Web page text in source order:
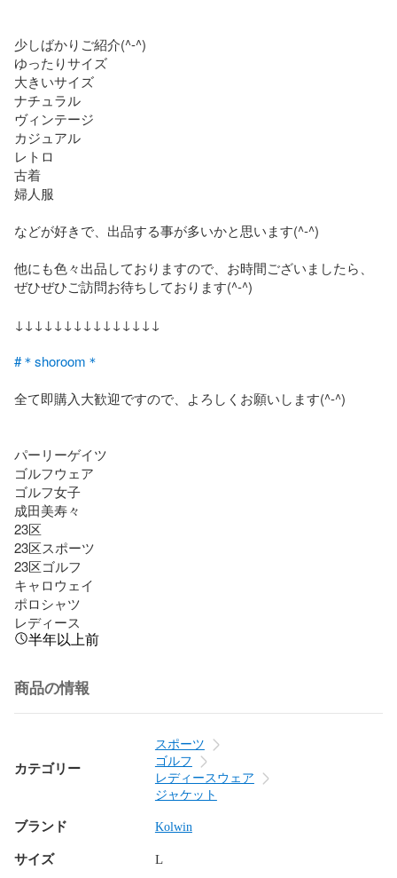
少しばかりご紹介(^-^)
ゆったりサイズ
大きいサイズ
ナチュラル
ヴィンテージ
カジュアル
レトロ
古着
婦人服
などが好きで、出品する事が多いかと思います(^-^)
他にも色々出品しておりますので、お時間ございましたら、
ぜひぜひご訪問お待ちしております(^-^)
↓↓↓↓↓↓↓↓↓↓↓↓↓↓↓
#＊shoroom＊
全て即購入大歓迎ですので、よろしくお願いします(^-^)
パーリーゲイツ
ゴルフウェア
ゴルフ女子
成田美寿々
23区
23区スポーツ
23区ゴルフ
キャロウェイ
ポロシャツ
レディース
半年以上前
商品の情報
カテゴリー
スポーツ
ゴルフ
レディースウェア
ジャケット
ブランド Kolwin
サイズ L